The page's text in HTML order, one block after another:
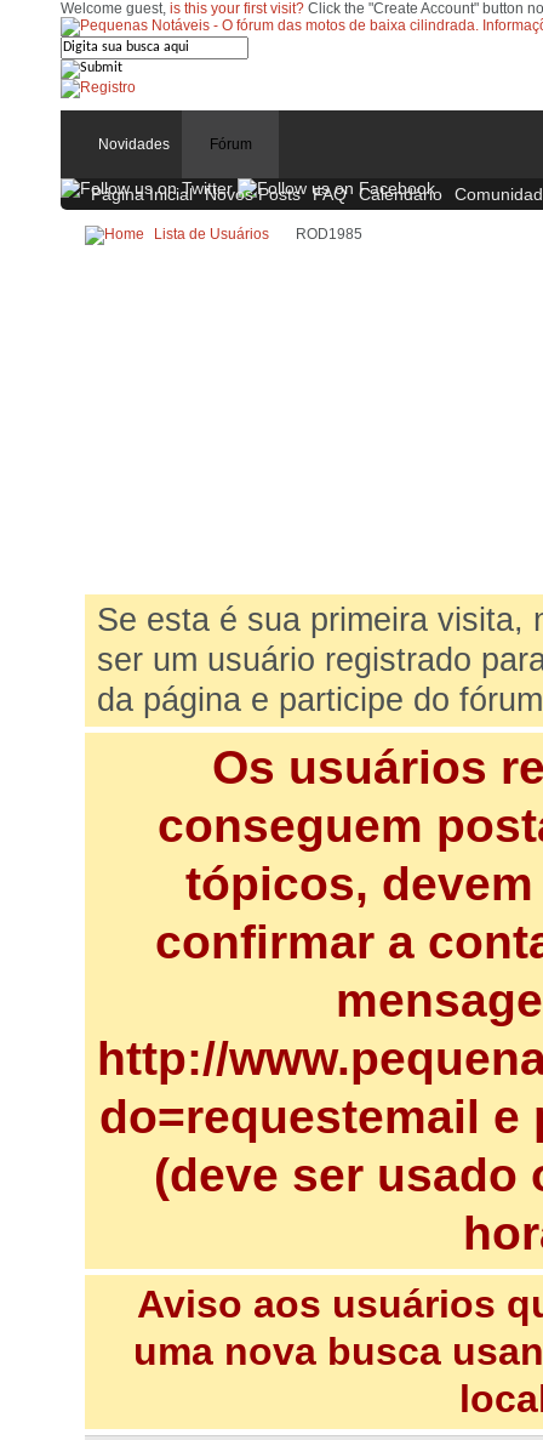
Welcome guest, is this your first visit? Click the "Create Account" button
Novidades Fórum
Página Inicial Novos Posts FAQ Calendário
Lista de Usuários ROD1985
Se esta é sua primeira
ser um usuário registrado
da página e participe do
Os usuários
conseguem
tópicos,
confirmar a
http://
do=requestemail
(deve ser usado
Aviso aos usuários
uma nova busca